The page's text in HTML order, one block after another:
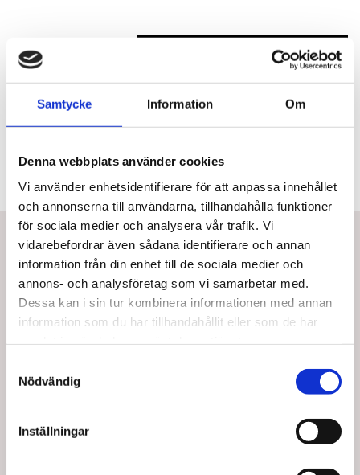
Samtycke Information Om
Denna webbplats använder cookies
Vi använder enhetsidentifierare för att anpassa innehållet
och annonserna till användarna, tillhandahålla funktioner
för sociala medier och analysera vår trafik. Vi
vidarebefordrar även sådana identifierare och annan
information från din enhet till de sociala medier och
annons- och analysföretag som vi samarbetar med.
Dessa kan i sin tur kombinera informationen med annan
information som du har tillhandahållit eller som de har
Nödvändig
Inställningar
Mer information
Bästsäljare i DYCEM® Non-slip
Dycem matta på rulle, 41
cm bred, 1,8 m lång, blå.
Dycem Matta, Blå, 25 x